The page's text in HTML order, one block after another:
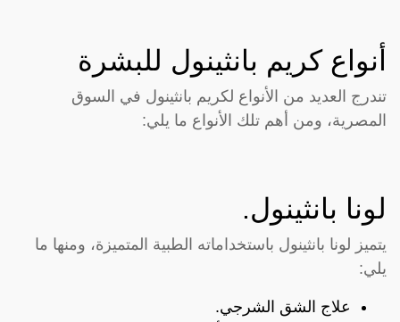
أنواع كريم بانثينول للبشرة
تندرج العديد من الأنواع لكريم بانثينول في السوق
المصرية، ومن أهم تلك الأنواع ما يلي:
لونا بانثينول.
يتميز لونا بانثينول باستخداماته الطبية المتميزة، ومنها ما
يلي:
علاج الشق الشرجي.